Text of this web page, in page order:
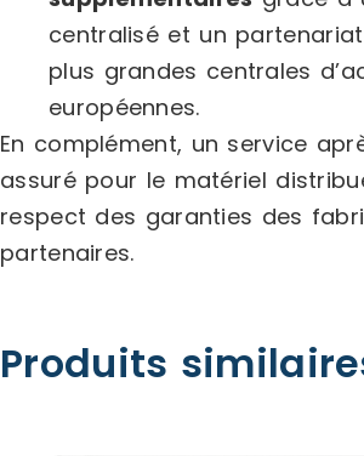
centralisé et un
plus grandes centrales
européennes.
En complément, un service
assuré pour le matériel
respect des garanties des
partenaires.
Produits